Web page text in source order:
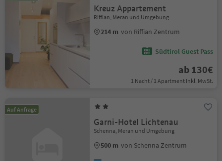
Kreuz Appartement
Riffian, Meran und Umgebung
214 m von Riffian Zentrum
Südtirol Guest Pass
ab 130€
1 Nacht / 1 Apartment Inkl. MwSt.
Auf Anfrage
Garni-Hotel Lichtenau
Schenna, Meran und Umgebung
500 m von Schenna Zentrum